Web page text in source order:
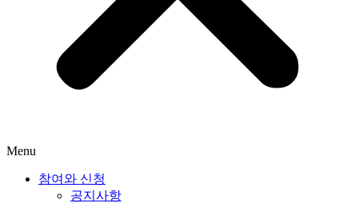
Menu
참여와 신청
공지사항